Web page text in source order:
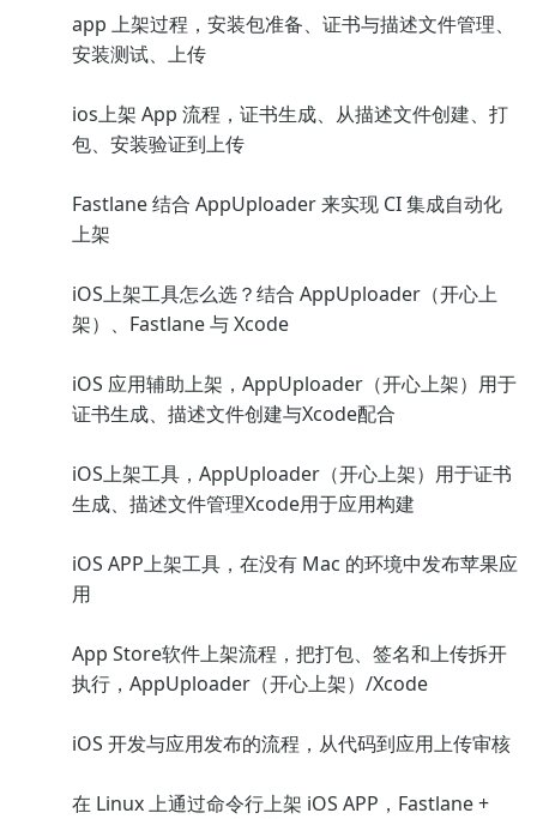
app 上架过程，安装包准备、证书与描述文件管理、
安装测试、上传
ios上架 App 流程，证书生成、从描述文件创建、打
包、安装验证到上传
Fastlane 结合 AppUploader 来实现 CI 集成自动化
上架
iOS上架工具怎么选？结合 AppUploader（开心上
架）、Fastlane 与 Xcode
iOS 应用辅助上架，AppUploader（开心上架）用于
证书生成、描述文件创建与Xcode配合
iOS上架工具，AppUploader（开心上架）用于证书
生成、描述文件管理Xcode用于应用构建
iOS APP上架工具，在没有 Mac 的环境中发布苹果应
用
App Store软件上架流程，把打包、签名和上传拆开
执行，AppUploader（开心上架）/Xcode
iOS 开发与应用发布的流程，从代码到应用上传审核
在 Linux 上通过命令行上架 iOS APP，Fastlane +